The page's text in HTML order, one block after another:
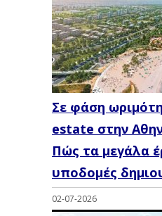
Σε φάση
estate στην
Πώς τα μεγάλα
υποδομές
02-07-2026